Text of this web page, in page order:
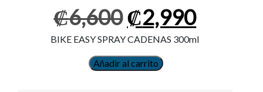
₡6,600El
precio
original
era:
₡6,600.
₡2,990El
precio
actual
es:
BIKE EASY SPRAY CADENAS 300ml
BIKE
Añadir al carrito